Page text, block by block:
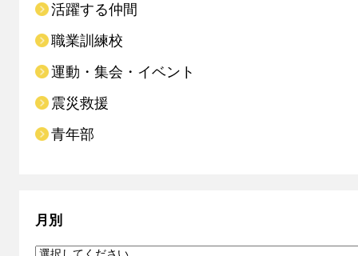
活躍する仲間
職業訓練校
運動・集会・イベント
震災救援
青年部
月別